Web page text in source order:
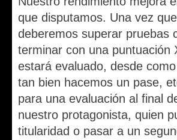
que disputamos. Una vez
deberemos superar pruebas
terminar con una puntuación
estará evaluado, desde
tan bien hacemos un pase,
para una evaluación al final
nuestro protagonista, quien
titularidad o pasar a un